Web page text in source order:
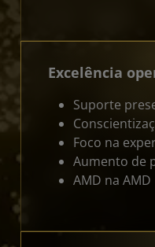
Excelência
Suporte
Foco na
Aumento de
AMD na AMD